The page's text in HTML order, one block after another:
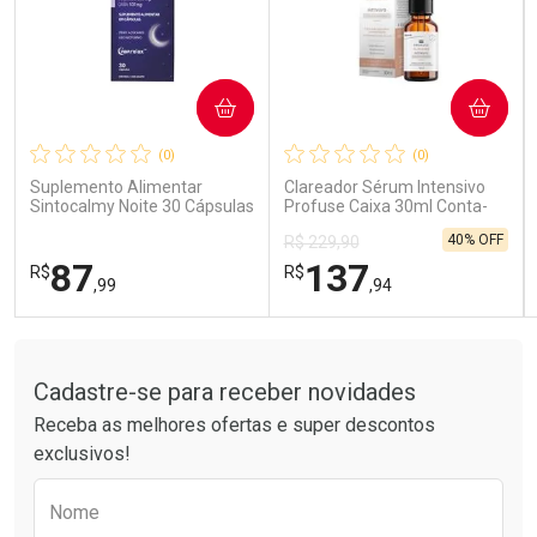
Comprar sem Desconto
Por R$ 26,99/cada
Comprar sem Desconto
Por R$ 26,99/cada
Comprar sem Desconto
Por R$ 85,99/cada
Comprar sem Desconto
Por R$ 85,99/cada
(0)
Suplemento Alimentar
Sintocalmy Noite 30 Cápsulas
R$87,99
COMPRAR
Laboratório
Por Menos
(0)
Clareador Sérum Intensivo
Profuse Caixa 30ml Conta-
R$ 229,90
R$137,94
40% OFF
COMPRAR
Laboratório
Por Menos
Cadastre-se para receber novidades
Receba as melhores ofertas e super descontos
exclusivos!
Nome